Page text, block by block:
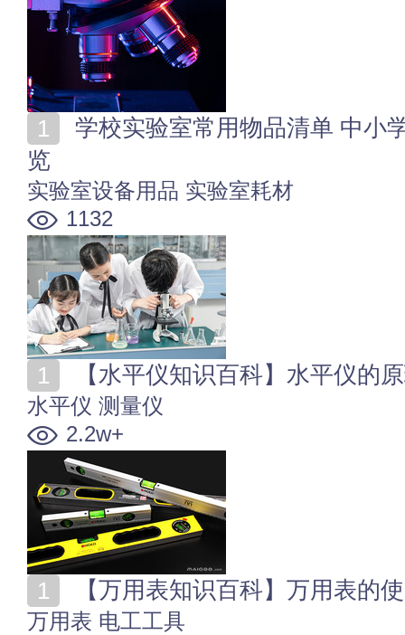
览
实验室设备用品 实验室耗材
1132
【水平仪知识百科】水平仪的
水平仪 测量仪
2.2w+
【万用表知识百科】万用表的
万用表 电工工具